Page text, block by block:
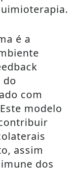
é a
do
com
modelo
assim
dos